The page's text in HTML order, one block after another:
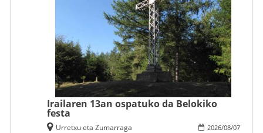
Irailaren 13an ospatuko da Belokiko
festa
2026/08/07
Urretxu eta Zumarraga